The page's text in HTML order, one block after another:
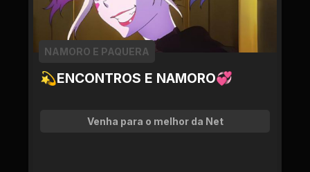
💫ENCONTROS E NAMORO💞
NAMORO E PAQUERA
Venha para o melhor da Net